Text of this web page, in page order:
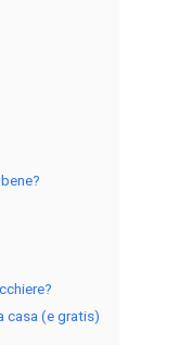
casa (e gratis)